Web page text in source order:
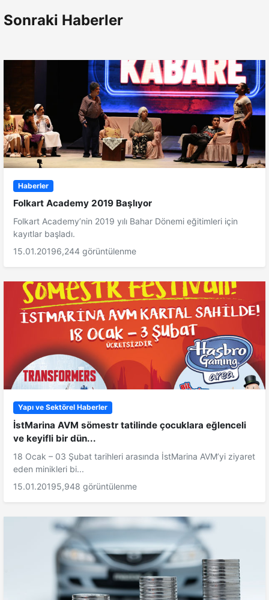
Sonraki Haberler
Haberler
Folkart Academy 2019 Başlıyor
Folkart Academy’nin 2019 yılı Bahar Dönemi eğitimleri için
kayıtlar başladı.
15.01.20196,244 görüntülenme
Yapı ve Sektörel Haberler
İstMarina AVM sömestr tatilinde çocuklara eğlenceli
ve keyifli bir dün...
18 Ocak – 03 Şubat tarihleri arasında İstMarina AVM’yi ziyaret
eden minikleri bi...
15.01.20195,948 görüntülenme